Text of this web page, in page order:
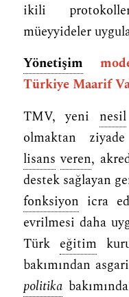
ikili
müeyyideler
Yönetişim
Türkiye Maarif
TMV, yeni nesil
olmaktan
lisans veren,
destek sağlayan
fonksiyon icra
evrilmesi daha
Türk eğitim
bakımından
politika